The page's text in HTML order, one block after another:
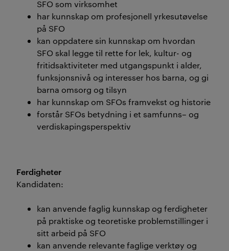
SFO som virksomhet
har kunnskap om profesjonell yrkesutøvelse
på SFO
kan oppdatere sin kunnskap om hvordan
SFO skal legge til rette for lek, kultur- og
fritidsaktiviteter med utgangspunkt i alder,
funksjonsnivå og interesser hos barna, og gi
barna omsorg og tilsyn
har kunnskap om SFOs framvekst og historie
forstår SFOs betydning i et samfunns– og
verdiskapingsperspektiv
Ferdigheter
Kandidaten:
kan anvende faglig kunnskap og ferdigheter
på praktiske og teoretiske problemstillinger i
sitt arbeid på SFO
kan anvende relevante faglige verktøy og